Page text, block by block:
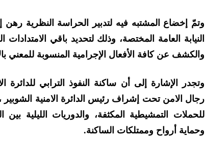
وتمّ إخضاع المشتبه فيه لتدبير الحراسة النظرية
النيابة العامة المختصة، وذلك لتحديد باقي الامتدادات
والكشف عن كافة الأفعال الإجرامية المنسوبة للمعني
وتجدر الإشارة إلى أن ساكنة النفوذ الترابي
رجال الامن تحت إشراف رئيس الدائرة الامنية الشوبير
للحملات التمشيطية المكثفة، والدوريات الليلية بين
وحماية أرواح وممتلكات الساكنة.